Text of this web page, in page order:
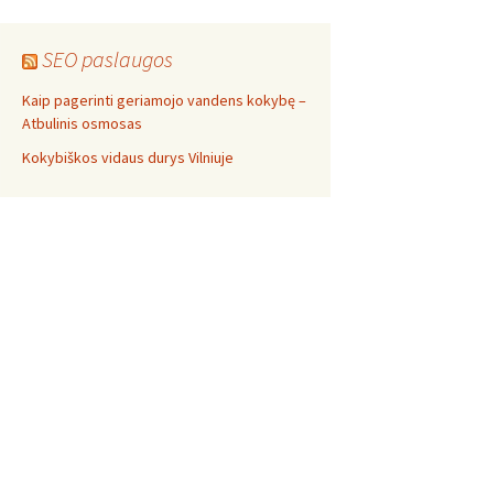
SEO paslaugos
Kaip pagerinti geriamojo vandens kokybę –
Atbulinis osmosas
Kokybiškos vidaus durys Vilniuje